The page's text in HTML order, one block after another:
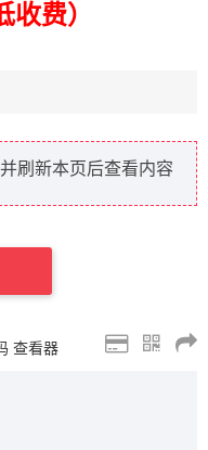
收费）
刷新本页后查看内容
查看器